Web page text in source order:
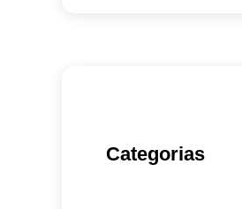
Categorias